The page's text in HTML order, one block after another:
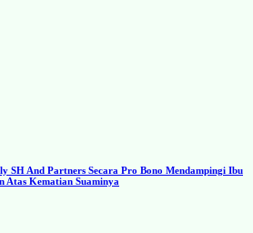
SH And Partners Secara Pro Bono Mendampingi Ibu
Atas Kematian Suaminya